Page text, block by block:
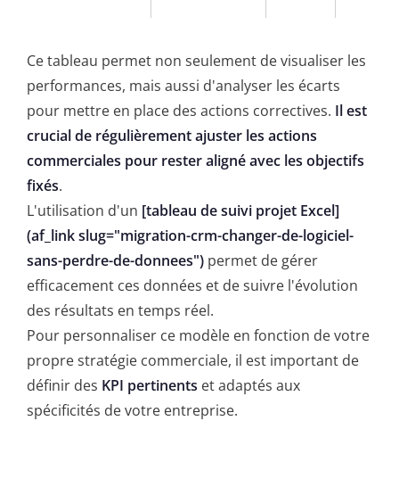
Ce tableau permet non seulement de visualiser les
performances, mais aussi d'analyser les écarts
pour mettre en place des actions correctives. Il est
crucial de régulièrement ajuster les actions
commerciales pour rester aligné avec les objectifs
fixés.
L'utilisation d'un [tableau de suivi projet Excel]
(af_link slug="migration-crm-changer-de-logiciel-
sans-perdre-de-donnees") permet de gérer
efficacement ces données et de suivre l'évolution
des résultats en temps réel.
Pour personnaliser ce modèle en fonction de votre
propre stratégie commerciale, il est important de
définir des KPI pertinents et adaptés aux
spécificités de votre entreprise.